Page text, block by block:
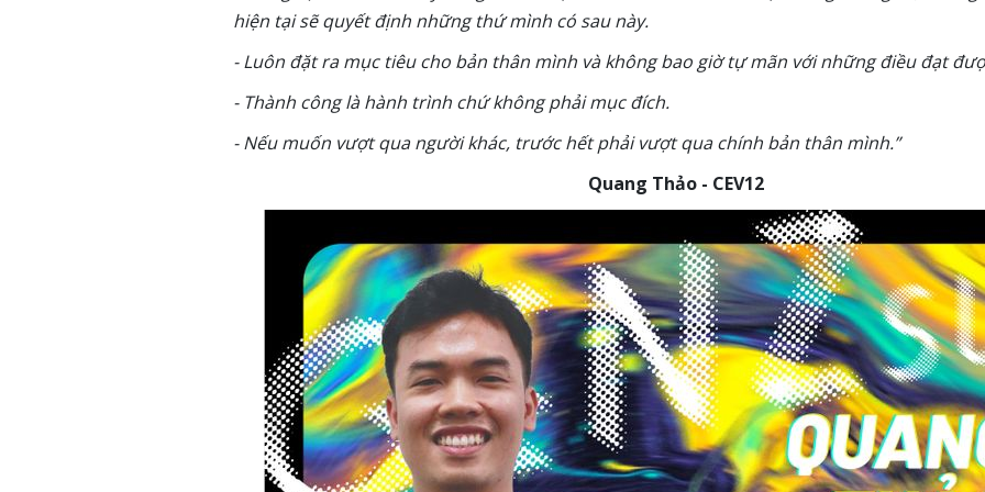
hiện tại sẽ quyết định những thứ mình có sau này.
- Luôn đặt ra mục tiêu cho bản thân mình và không bao giờ tự mãn với những điều đạt
- Thành công là hành trình chứ không phải mục đích.
- Nếu muốn vượt qua người khác, trước hết phải vượt qua chính bản thân mình.”
Quang Thảo - CEV12